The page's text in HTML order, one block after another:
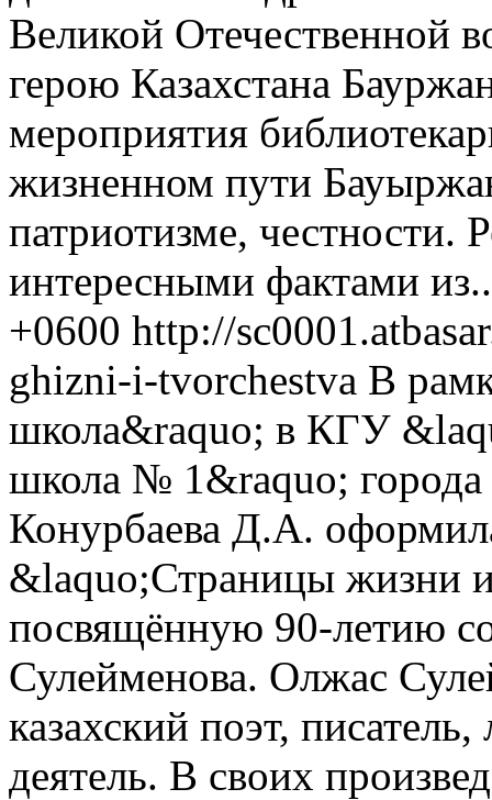
Великой Отечественной
герою Казахстана
мероприятия
жизненном пути
патриотизме, честности.
интересными фактами
+0600 http://
ghizni-i-tvorchestva В
школа&raquo; в КГУ
школа № 1&raquo; города
Конурбаева Д.А.
&laquo;Страницы жизни
посвящённую 90-летию
Сулейменова. Олжас
казахский поэт,
деятель. В своих